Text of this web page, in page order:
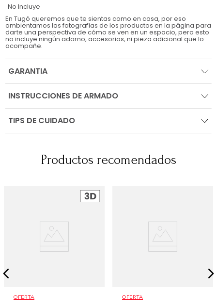
No Incluye
En Tugó queremos que te sientas como en casa, por eso
ambientamos las fotografías de los productos en la página para
darte una perspectiva de cómo se ven en un espacio, pero esto
no incluye ningún adorno, accesorios, ni pieza adicional que lo
acompañe.
GARANTIA
INSTRUCCIONES DE ARMADO
TIPS DE CUIDADO
Productos recomendados
OFERTA OFERTA